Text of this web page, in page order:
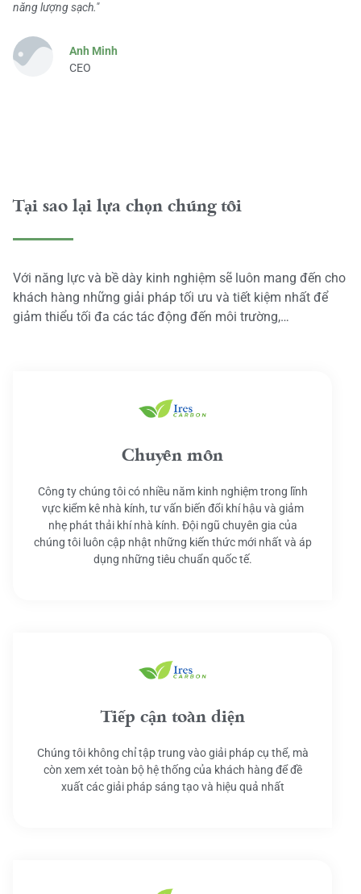
năng lượng sạch."
Anh Minh
CEO
Tại sao lại lựa chọn chúng tôi
Với năng lực và bề dày kinh nghiệm sẽ luôn mang đến cho
khách hàng những giải pháp tối ưu và tiết kiệm nhất để
giảm thiểu tối đa các tác động đến môi trường,…
Chuyên môn
Công ty chúng tôi có nhiều năm kinh nghiệm trong lĩnh
vực kiểm kê nhà kính, tư vấn biến đổi khí hậu và giảm
nhẹ phát thải khí nhà kính. Đội ngũ chuyên gia của
chúng tôi luôn cập nhật những kiến thức mới nhất và áp
dụng những tiêu chuẩn quốc tế.
Tiếp cận toàn diện
Chúng tôi không chỉ tập trung vào giải pháp cụ thể, mà
còn xem xét toàn bộ hệ thống của khách hàng để đề
xuất các giải pháp sáng tạo và hiệu quả nhất